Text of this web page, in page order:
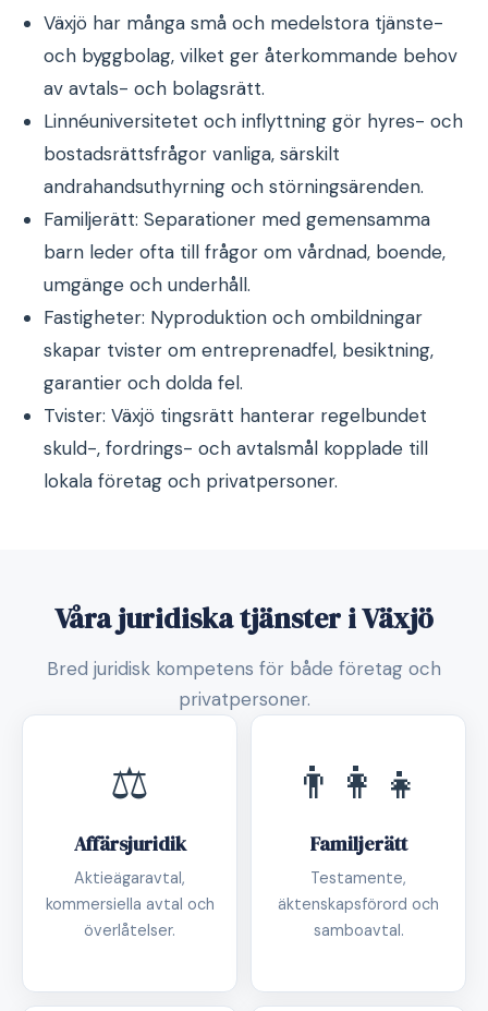
Växjö har många små och medelstora tjänste-
och byggbolag, vilket ger återkommande behov
av avtals- och bolagsrätt.
Linnéuniversitetet och inflyttning gör hyres- och
bostadsrättsfrågor vanliga, särskilt
andrahandsuthyrning och störningsärenden.
Familjerätt: Separationer med gemensamma
barn leder ofta till frågor om vårdnad, boende,
umgänge och underhåll.
Fastigheter: Nyproduktion och ombildningar
skapar tvister om entreprenadfel, besiktning,
garantier och dolda fel.
Tvister: Växjö tingsrätt hanterar regelbundet
skuld-, fordrings- och avtalsmål kopplade till
lokala företag och privatpersoner.
Våra juridiska tjänster i Växjö
Bred juridisk kompetens för både företag och
privatpersoner.
⚖️
Affärsjuridik
Aktieägaravtal,
kommersiella avtal och
överlåtelser.
👨‍👩‍👧
Familjerätt
Testamente,
äktenskapsförord och
samboavtal.